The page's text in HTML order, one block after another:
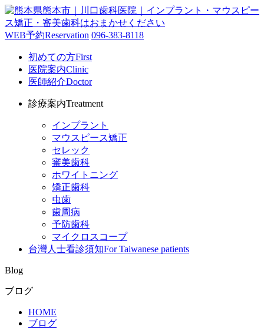
WEB予約Reservation 096-383-8118
初めての方First
医院案内Clinic
医師紹介Doctor
診療案内Treatment
インプラント
マウスピース矯正
セレック
審美歯科
ホワイトニング
矯正歯科
虫歯
歯周病
予防歯科
マイクロスコープ
台灣人士看診須知For Taiwanese patients
Blog
ブログ
HOME
ブログ